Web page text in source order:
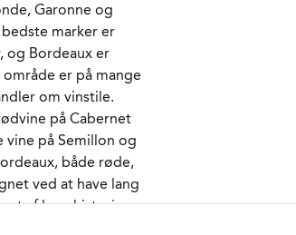
i nydningen.
fulde ansvar for
som senere
Montalivet i
i et jointventure
Pierre Coste.
Garonne og
marker er
og Bordeaux er
er på mange
om vinstile.
på Cabernet
på Semillon og
både røde,
ved at have lang
af lang historie